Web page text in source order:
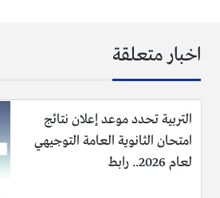
اخبار متعلقة
التربية تحدد موعد إعلان نتائج
امتحان الثانوية العامة التوجيهي
لعام 2026.. رابط